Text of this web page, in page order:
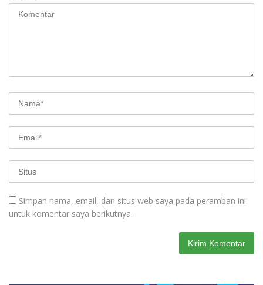
Simpan nama, email, dan situs web saya pada peramban ini
untuk komentar saya berikutnya.